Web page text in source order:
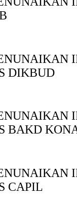
DIKBUD
BAKD
CAPIL